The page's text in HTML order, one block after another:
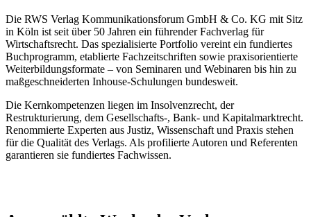
Die RWS Verlag Kommunikationsforum GmbH & Co. KG mit Sitz
in Köln ist seit über 50 Jahren ein führender Fachverlag für
Wirtschaftsrecht. Das spezialisierte Portfolio vereint ein fundiertes
Buchprogramm, etablierte Fachzeitschriften sowie praxisorientierte
Weiterbildungsformate – von Seminaren und Webinaren bis hin zu
maßgeschneiderten Inhouse-Schulungen bundesweit.
Die Kernkompetenzen liegen im Insolvenzrecht, der
Restrukturierung, dem Gesellschafts-, Bank- und Kapitalmarktrecht.
Renommierte Experten aus Justiz, Wissenschaft und Praxis stehen
für die Qualität des Verlags. Als profilierte Autoren und Referenten
garantieren sie fundiertes Fachwissen.